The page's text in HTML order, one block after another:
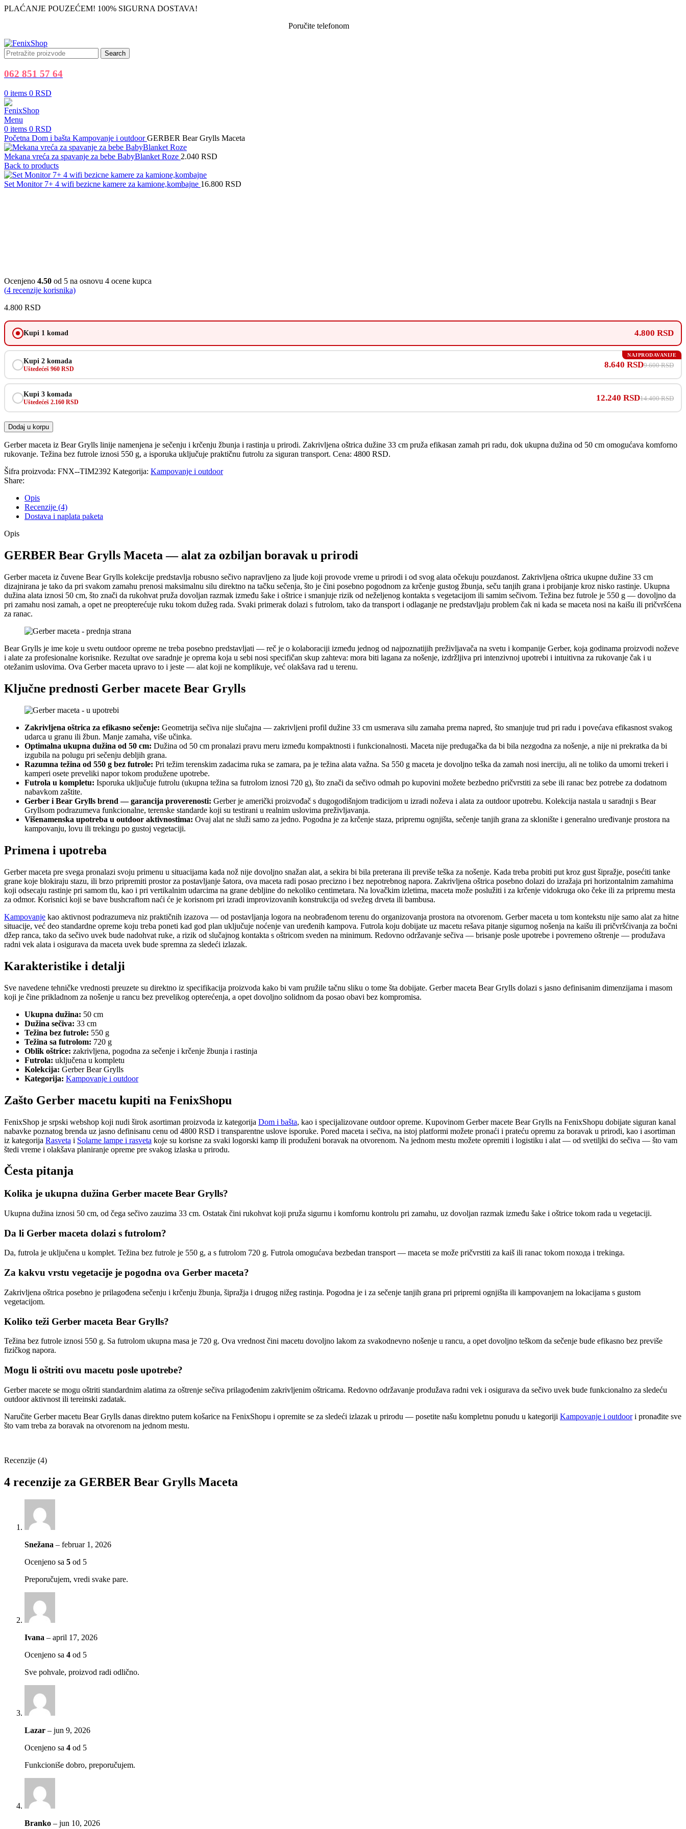
PLAĆANJE POUZEĆEM! 100% SIGURNA DOSTAVA!
Poručite telefonom
Search
062 851 57 64
0 items 0 RSD
Menu
0 items 0 RSD
Početna Dom i bašta Kampovanje i outdoorGERBER Bear Grylls Maceta
Mekana vreća za spavanje za bebe BabyBlanket Roze 2.040 RSD
Back to products
Set Monitor 7+ 4 wifi bezicne kamere za kamione,kombajne 16.800 RSD
Ocenjeno 4.50 od 5 na osnovu 4 ocene kupca
(4 recenzije korisnika)
4.800 RSD
Kupi 1 komad 4.800 RSD
Kupi 2 komada
Uštedećeš 960 RSD 8.640 RSD9.600 RSD
NAJPRODAVANIJE
Kupi 3 komada
Uštedećeš 2.160 RSD 12.240 RSD14.400 RSD
Dodaj u korpu
Gerber maceta iz Bear Grylls linije namenjena je sečenju i krčenju žbunja i rastinja u prirodi. Zakrivljena oštrica dužine 33 cm pruža efikasan zamah pri radu, dok ukupna dužina od 50 cm omogućava komforno
rukovanje. Težina bez futrole iznosi 550 g, a isporuka uključuje praktičnu futrolu za siguran transport. Cena: 4800 RSD.
Šifra proizvoda: FNX--TIM2392 Kategorija: Kampovanje i outdoor
Share:
Opis
Recenzije (4)
Dostava i naplata paketa
Opis
GERBER Bear Grylls Maceta — alat za ozbiljan boravak u prirodi
Gerber maceta iz čuvene Bear Grylls kolekcije predstavlja robusno sečivo napravljeno za ljude koji provode vreme u prirodi i od svog alata očekuju pouzdanost. Zakrivljena oštrica ukupne dužine 33 cm
dizajnirana je tako da pri svakom zamahu prenosi maksimalnu silu direktno na tačku sečenja, što je čini posebno pogodnom za krčenje gustog žbunja, seču tanjih grana i probijanje kroz nisko rastinje. Ukupna
dužina alata iznosi 50 cm, što znači da rukohvat pruža dovoljan razmak između šake i oštrice i smanjuje rizik od neželjenog kontakta s vegetacijom ili samim sečivom. Težina bez futrole je 550 g — dovoljno da
pri zamahu nosi zamah, a opet ne preopterećuje ruku tokom dužeg rada. Svaki primerak dolazi s futrolom, tako da transport i odlaganje ne predstavljaju problem čak ni kada se maceta nosi na kaišu ili pričvršćena
za ranac.
Bear Grylls je ime koje u svetu outdoor opreme ne treba posebno predstavljati — reč je o kolaboraciji između jednog od najpoznatijih preživljavača na svetu i kompanije Gerber, koja godinama proizvodi noževe
i alate za profesionalne korisnike. Rezultat ove saradnje je oprema koja u sebi nosi specifičan skup zahteva: mora biti lagana za nošenje, izdržljiva pri intenzivnoj upotrebi i intuitivna za rukovanje čak i u
otežanim uslovima. Ova Gerber maceta upravo to i jeste — alat koji ne komplikuje, već olakšava rad u terenu.
Ključne prednosti Gerber macete Bear Grylls
Zakrivljena oštrica za efikasno sečenje: Geometrija sečiva nije slučajna — zakrivljeni profil dužine 33 cm usmerava silu zamaha prema napred, što smanjuje trud pri radu i povećava efikasnost svakog
udarca u granu ili žbun. Manje zamaha, više učinka.
Optimalna ukupna dužina od 50 cm: Dužina od 50 cm pronalazi pravu meru između kompaktnosti i funkcionalnosti. Maceta nije predugačka da bi bila nezgodna za nošenje, a nije ni prekratka da bi
izgubila na polugu pri sečenju debljih grana.
Razumna težina od 550 g bez futrole: Pri težim terenskim zadacima ruka se zamara, pa je težina alata važna. Sa 550 g maceta je dovoljno teška da zamah nosi inerciju, ali ne toliko da umorni trekeri i
kamperi osete preveliki napor tokom produžene upotrebe.
Futrola u kompletu: Isporuka uključuje futrolu (ukupna težina sa futrolom iznosi 720 g), što znači da sečivo odmah po kupovini možete bezbedno pričvrstiti za sebe ili ranac bez potrebe za dodatnom
nabavkom zaštite.
Gerber i Bear Grylls brend — garancija proverenosti: Gerber je američki proizvođač s dugogodišnjom tradicijom u izradi noževa i alata za outdoor upotrebu. Kolekcija nastala u saradnji s Bear
Gryllsom podrazumeva funkcionalne, terenske standarde koji su testirani u realnim uslovima preživljavanja.
Višenamenska upotreba u outdoor aktivnostima: Ovaj alat ne služi samo za jedno. Pogodna je za krčenje staza, pripremu ognjišta, sečenje tanjih grana za sklonište i generalno uređivanje prostora na
kampovanju, lovu ili trekingu po gustoj vegetaciji.
Primena i upotreba
Gerber maceta pre svega pronalazi svoju primenu u situacijama kada nož nije dovoljno snažan alat, a sekira bi bila preterana ili previše teška za nošenje. Kada treba probiti put kroz gust šipražje, posećiti tanke
grane koje blokiraju stazu, ili brzo pripremiti prostor za postavljanje šatora, ova maceta radi posao precizno i bez nepotrebnog napora. Zakrivljena oštrica posebno dolazi do izražaja pri horizontalnim zamahima
koji odsecaju rastinje pri samom tlu, kao i pri vertikalnim udarcima na grane debljine do nekoliko centimetara. Na lovačkim izletima, maceta može poslužiti i za krčenje vidokruga oko čeke ili za pripremu mesta
za odmor. Korisnici koji se bave bushcraftom naći će je korisnom pri izradi improvizovanih konstrukcija od svežeg drveta ili bambusa.
Kampovanje kao aktivnost podrazumeva niz praktičnih izazova — od postavljanja logora na neobrađenom terenu do organizovanja prostora na otvorenom. Gerber maceta u tom kontekstu nije samo alat za hitne
situacije, već deo standardne opreme koju treba poneti kad god plan uključuje noćenje van uređenih kampova. Futrola koju dobijate uz macetu rešava pitanje sigurnog nošenja na kaišu ili pričvršćivanja za bočni
džep ranca, tako da sečivo uvek bude nadohvat ruke, a rizik od slučajnog kontakta s oštricom sveden na minimum. Redovno održavanje sečiva — brisanje posle upotrebe i povremeno oštrenje — produžava
radni vek alata i osigurava da maceta uvek bude spremna za sledeći izlazak.
Karakteristike i detalji
Sve navedene tehničke vrednosti preuzete su direktno iz specifikacija proizvoda kako bi vam pružile tačnu sliku o tome šta dobijate. Gerber maceta Bear Grylls dolazi s jasno definisanim dimenzijama i masom
koji je čine prikladnom za nošenje u rancu bez prevelikog opterećenja, a opet dovoljno solidnom da posao obavi bez kompromisa.
Ukupna dužina: 50 cm
Dužina sečiva: 33 cm
Težina bez futrole: 550 g
Težina sa futrolom: 720 g
Oblik oštrice: zakrivljena, pogodna za sečenje i krčenje žbunja i rastinja
Futrola: uključena u kompletu
Kolekcija: Gerber Bear Grylls
Kategorija: Kampovanje i outdoor
Zašto Gerber macetu kupiti na FenixShopu
FenixShop je srpski webshop koji nudi širok asortiman proizvoda iz kategorija Dom i bašta, kao i specijalizovane outdoor opreme. Kupovinom Gerber macete Bear Grylls na FenixShopu dobijate siguran kanal
nabavke poznatog brenda uz jasno definisanu cenu od 4800 RSD i transparentne uslove isporuke. Pored maceta i sečiva, na istoj platformi možete pronaći i prateću opremu za boravak u prirodi, kao i asortiman
iz kategorija Rasveta i Solarne lampe i rasveta koje su korisne za svaki logorski kamp ili produženi boravak na otvorenom. Na jednom mestu možete opremiti i logistiku i alat — od svetiljki do sečiva — što vam
štedi vreme i olakšava planiranje opreme pre svakog izlaska u prirodu.
Česta pitanja
Kolika je ukupna dužina Gerber macete Bear Grylls?
Ukupna dužina iznosi 50 cm, od čega sečivo zauzima 33 cm. Ostatak čini rukohvat koji pruža sigurnu i komfornu kontrolu pri zamahu, uz dovoljan razmak između šake i oštrice tokom rada u vegetaciji.
Da li Gerber maceta dolazi s futrolom?
Da, futrola je uključena u komplet. Težina bez futrole je 550 g, a s futrolom 720 g. Futrola omogućava bezbedan transport — maceta se može pričvrstiti za kaiš ili ranac tokom походa i trekinga.
Za kakvu vrstu vegetacije je pogodna ova Gerber maceta?
Zakrivljena oštrica posebno je prilagođena sečenju i krčenju žbunja, šipražja i drugog nižeg rastinja. Pogodna je i za sečenje tanjih grana pri pripremi ognjišta ili kampovanjem na lokacijama s gustom
vegetacijom.
Koliko teži Gerber maceta Bear Grylls?
Težina bez futrole iznosi 550 g. Sa futrolom ukupna masa je 720 g. Ova vrednost čini macetu dovoljno lakom za svakodnevno nošenje u rancu, a opet dovoljno teškom da sečenje bude efikasno bez previše
fizičkog napora.
Mogu li oštriti ovu macetu posle upotrebe?
Gerber macete se mogu oštriti standardnim alatima za oštrenje sečiva prilagođenim zakrivljenim oštricama. Redovno održavanje produžava radni vek i osigurava da sečivo uvek bude funkcionalno za sledeću
outdoor aktivnost ili tereinski zadatak.
Naručite Gerber macetu Bear Grylls danas direktno putem košarice na FenixShopu i opremite se za sledeći izlazak u prirodu — posetite našu kompletnu ponudu u kategoriji Kampovanje i outdoori pronađite sve
što vam treba za boravak na otvorenom na jednom mestu.
Recenzije (4)
4 recenzije za GERBER Bear Grylls Maceta
Snežana – februar 1, 2026
Ocenjeno sa 5 od 5
Preporučujem, vredi svake pare.
Ivana – april 17, 2026
Ocenjeno sa 4 od 5
Sve pohvale, proizvod radi odlično.
Lazar – jun 9, 2026
Ocenjeno sa 4 od 5
Funkcioniše dobro, preporučujem.
Branko – jun 10, 2026